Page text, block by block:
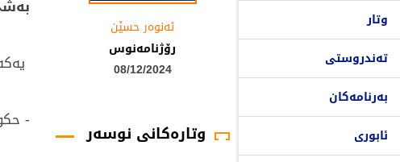
وتار
تەندروستی
بەرنامەکان
ئابوری
ئەنوەر حسێن
رۆژنامەنوس
08/12/2024
وتارەکانی نوسەر
-